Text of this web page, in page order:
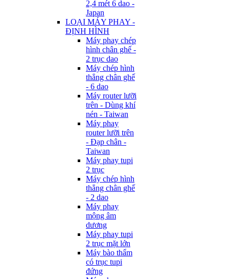
2,4 mét 6 dao -
Japan
LOẠI MÁY PHAY -
ĐỊNH HÌNH
Máy phay chép
hình chân ghế -
2 trục dao
Máy chép hình
thẳng chân ghế
- 6 dao
Máy router lưỡi
trên - Dùng khí
nén - Taiwan
Máy phay
router lưỡi trên
- Đạp chân -
Taiwan
Máy phay tupi
2 trục
Máy chép hình
thẳng chân ghế
- 2 dao
Máy phay
mộng âm
dương
Máy phay tupi
2 trục mặt lớn
Máy bào thẩm
có trục tupi
đứng